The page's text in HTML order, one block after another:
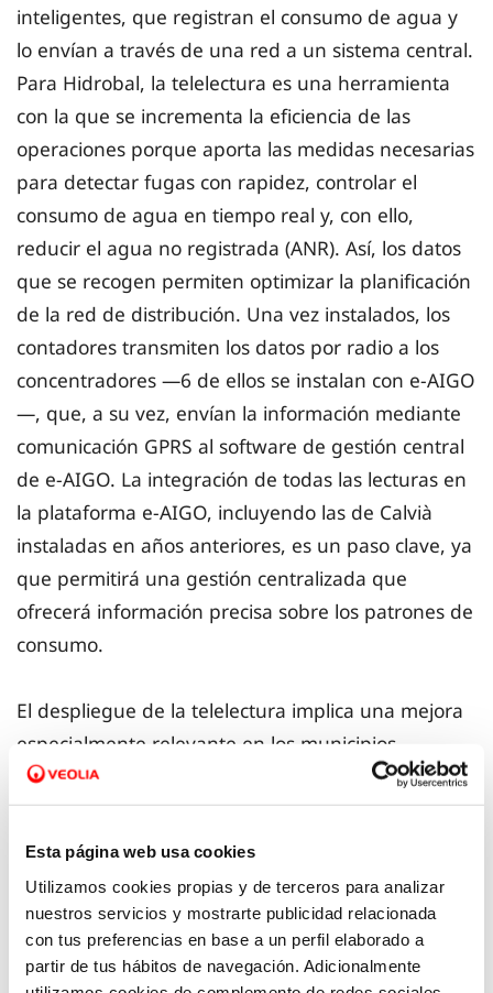
Esta página web usa cookies
Utilizamos cookies propias y de terceros para analizar
nuestros servicios y mostrarte publicidad relacionada
con tus preferencias en base a un perfil elaborado a
partir de tus hábitos de navegación. Adicionalmente
inteligentes, que registran el consumo de agua y
lo envían a través de una red a un sistema central.
Para Hidrobal, la telelectura es una herramienta
con la que se incrementa la eficiencia de las
operaciones porque aporta las medidas necesarias
para detectar fugas con rapidez, controlar el
consumo de agua en tiempo real y, con ello,
reducir el agua no registrada (ANR). Así, los datos
que se recogen permiten optimizar la planificación
de la red de distribución. Una vez instalados, los
contadores transmiten los datos por radio a los
concentradores —6 de ellos se instalan con e-AIGO
—, que, a su vez, envían la información mediante
comunicación GPRS al software de gestión central
de e-AIGO. La integración de todas las lecturas en
la plataforma e-AIGO, incluyendo las de Calvià
instaladas en años anteriores, es un paso clave, ya
que permitirá una gestión centralizada que
ofrecerá información precisa sobre los patrones de
consumo.
El despliegue de la telelectura implica una mejora
especialmente relevante en los municipios
vulnerables a la escasez hídrica y los episodios
climáticos extremos, como sequías prolongadas,
puesto que facilitará la optimización en el uso del
recurso y, así, avanzar en la resiliencia hídrica. Esta
actuación, junto con la sectorización de las redes y
la integración a la plataforma digital e-AIGO,
evitará la pérdida de unos 255 mil metros cúbicos